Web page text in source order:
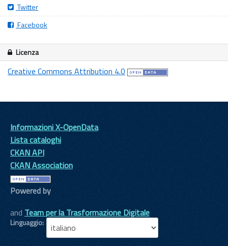
Twitter
Facebook
Licenza
Creative Commons Attribution 4.0
Informazioni X-OpenData
Lista cataloghi
CKAN API
CKAN Association
Powered by
and Team per la Trasformazione Digitale
Linguaggio